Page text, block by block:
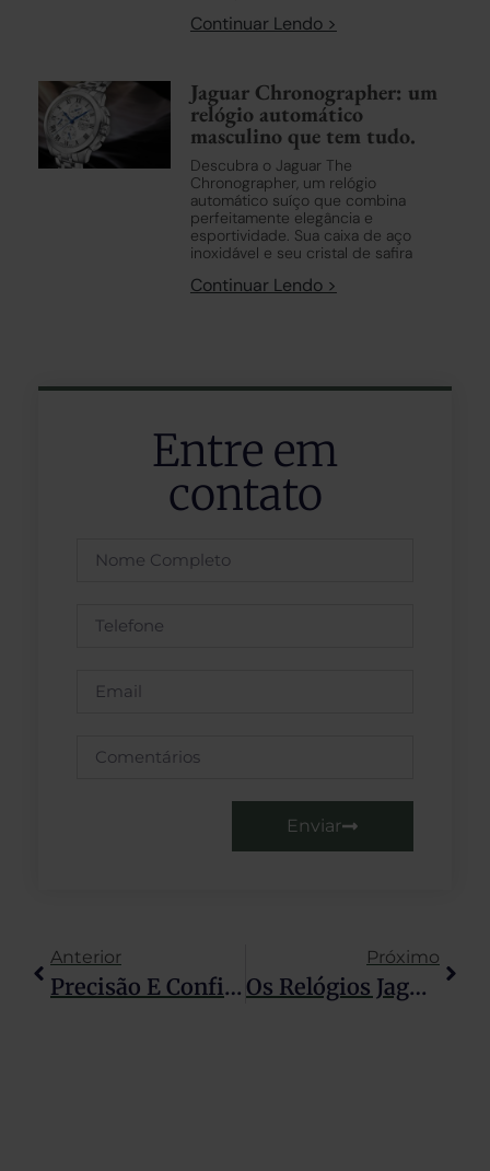
Continuar Lendo >
Jaguar Chronographer: um
relógio automático
masculino que tem tudo.
Descubra o Jaguar The
Chronographer, um relógio
automático suíço que combina
perfeitamente elegância e
esportividade. Sua caixa de aço
inoxidável e seu cristal de safira
Continuar Lendo >
Entre em
contato
Enviar
Anterior
Precisão E Confiabilidade Sem Igual: O Segredo Da Jaguar
Próximo
Os Relógios Jaguar Connected Estão Na Moda Em 2024